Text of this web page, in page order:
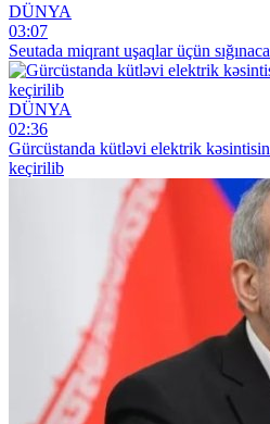
DÜNYA
03:07
Seutada miqrant uşaqlar üçün
DÜNYA
02:36
Gürcüstanda kütləvi elektrik
keçirilib